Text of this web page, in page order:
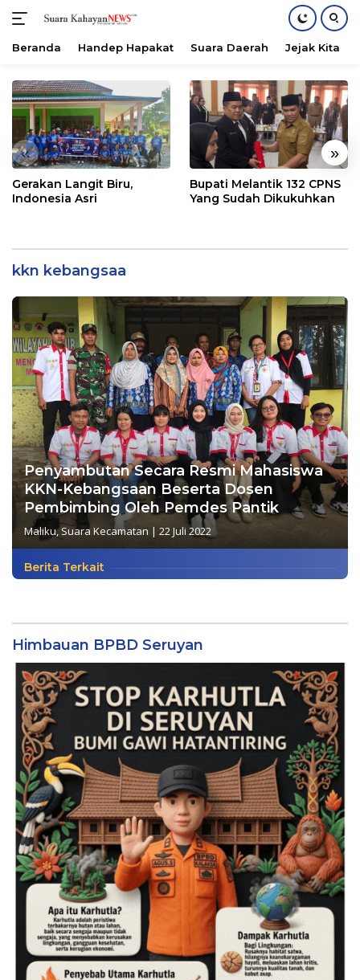
konten
Beranda Handep Hapakat Suara Daerah Jejak Kita
« »
Gerakan Langit Biru,
Indonesia Asri
Bupati Melantik 132 CPNS
Yang Sudah Dikukuhkan
kkn kebangsaa
Penyambutan Secara Resmi Mahasiswa
KKN-Kebangsaan Beserta Dosen
Pembimbing Oleh Pemdes Pantik
Maliku,Suara Kecamatan | 22 Juli 2022
Berita Terkait
Himbauan BPBD Seruyan